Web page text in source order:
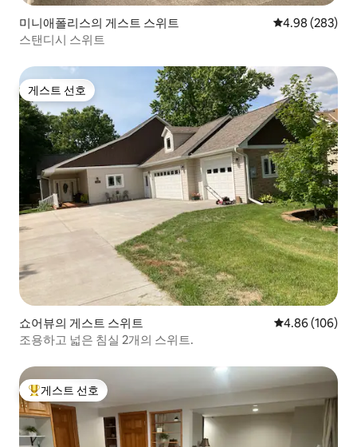
미니애폴리스의 게스트 스위트 평점 4.98점(5
4.98 (283)
스탠디시 스위트
게스트 선호
게스트 선호
쇼어뷰의 게스트 스위트 평점 4.86점(5
4.86 (106)
조용하고 넓은 침실 2개의 스위트.
상위 게스트 선호
게스트 선호